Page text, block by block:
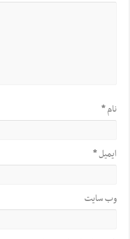
نام*
ایمیل*
وب‌ سایت